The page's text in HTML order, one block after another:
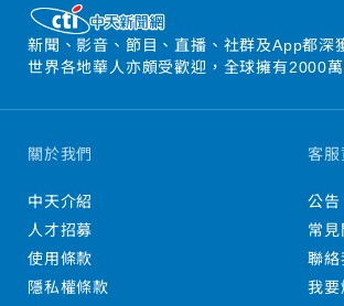
新聞、影音、節目、直播、社群及App都深
世界各地華人亦頗受歡迎，全球擁有2000萬
關於我們
中天介紹
人才招募
使用條款
隱私權條款
客服
公告
常見
聯絡
我要